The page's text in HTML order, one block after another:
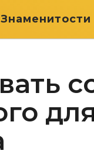
Знаменитости
для